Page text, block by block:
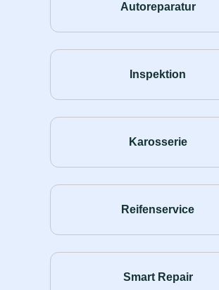
Autoreparatur
Inspektion
Karosserie
Reifenservice
Smart Repair